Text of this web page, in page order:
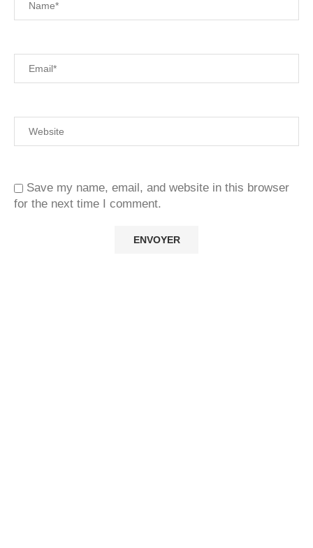
Save my name, email, and website in this browser
for the next time I comment.